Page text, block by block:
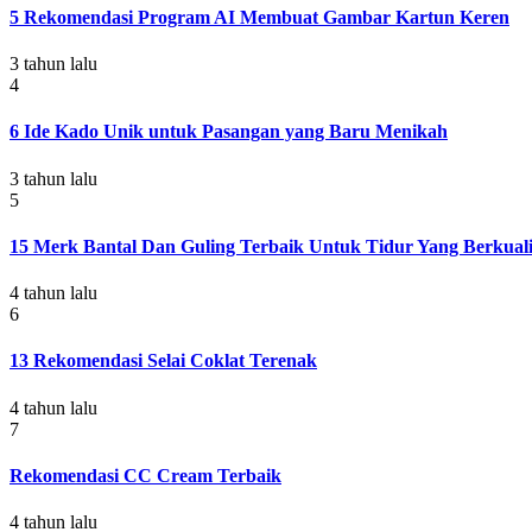
5 Rekomendasi Program AI Membuat Gambar Kartun Keren
3 tahun lalu
4
6 Ide Kado Unik untuk Pasangan yang Baru Menikah
3 tahun lalu
5
15 Merk Bantal Dan Guling Terbaik Untuk Tidur Yang
4 tahun lalu
6
13 Rekomendasi Selai Coklat Terenak
4 tahun lalu
7
Rekomendasi CC Cream Terbaik
4 tahun lalu